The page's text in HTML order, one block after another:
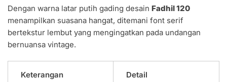
Dengan warna latar putih gading desain Fadhil 120
menampilkan suasana hangat, ditemani font serif
bertekstur lembut yang mengingatkan pada undangan
bernuansa vintage.
Keterangan Detail